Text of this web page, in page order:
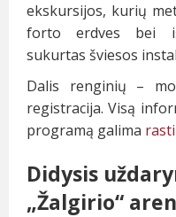
ekskursijos, kurių
forto erdves bei
sukurtas šviesos
Dalis renginių –
registracija. Visą
programą galima
Didysis
„Žalgirio“